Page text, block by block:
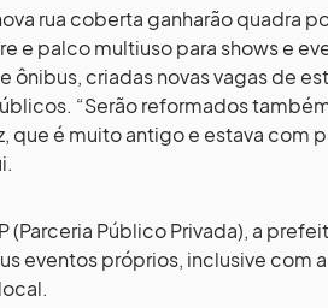
rua coberta ganharão quadra
e palco multiuso para shows e
ônibus, criadas novas vagas de
“Serão reformados
que é muito antigo e estava com
(Parceria Público Privada), a
eventos próprios, inclusive com